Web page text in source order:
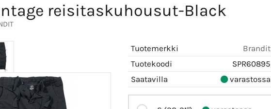
reisitaskuhousut-Black
Tuotemerkki
Brandit
Tuotekoodi
SPR60895
Saatavilla
varastossa